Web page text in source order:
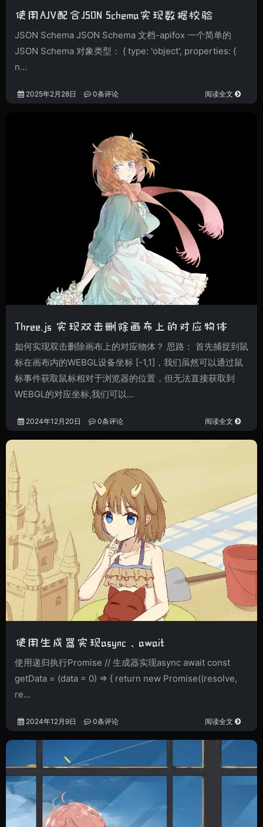
使用AJV配合JSON Schema实现数据校验
JSON Schema JSON Schema 文档-apifox 一个简单的
JSON Schema 对象类型： { type: 'object', properties: {
n…
2025年2月28日 0条评论 阅读全文
Three.js 实现双击删除画布上的对应物体
如何实现双击删除画布上的对应物体？ 思路： 首先捕捉到鼠
标在画布内的WEBGL设备坐标 [-1,1]，我们虽然可以通过鼠
标事件获取鼠标相对于浏览器的位置，但无法直接获取到
WEBGL的对应坐标,我们可以…
2024年12月20日 0条评论 阅读全文
使用生成器实现async、await
使用递归执行Promise // 生成器实现async await const
getData = (data = 0) => { return new Promise((resolve,
re…
2024年12月9日 0条评论 阅读全文